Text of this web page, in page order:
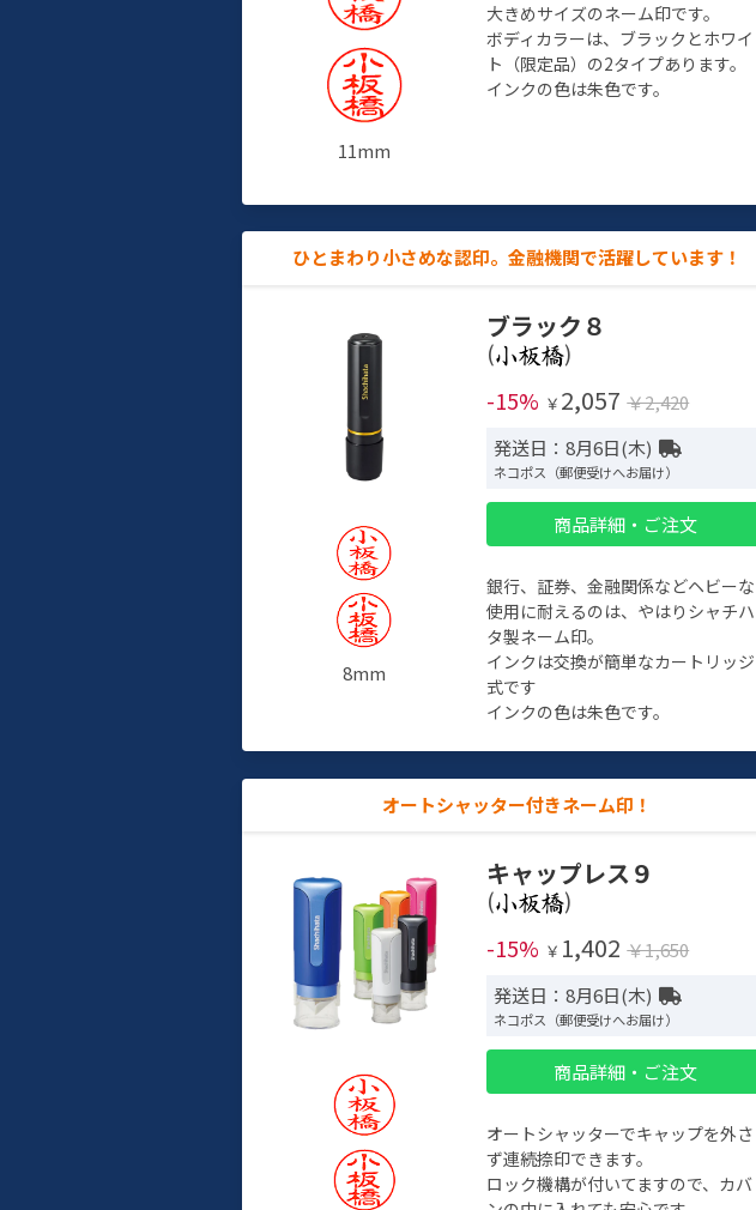
11mm
大きめサイズのネーム印です。
ボディカラーは、ブラックとホワイ
ト（限定品）の2タイプあります。
インクの色は朱色です。
ひとまわり小さめな認印。金融機関で活躍しています！
8mm
ブラック８
(
)
-15% ￥ 2,057 ￥2,420
発送日：8月6日(木)
ネコポス（郵便受けへお届け）
商品詳細・ご注文
銀行、証券、金融関係などヘビーな
使用に耐えるのは、やはりシャチハ
タ製ネーム印。
インクは交換が簡単なカートリッジ
式です
インクの色は朱色です。
オートシャッター付きネーム印！
キャップレス９
(
)
-15% ￥ 1,402 ￥1,650
発送日：8月6日(木)
ネコポス（郵便受けへお届け）
商品詳細・ご注文
オートシャッターでキャップを外さ
ず連続捺印できます。
ロック機構が付いてますので、カバ